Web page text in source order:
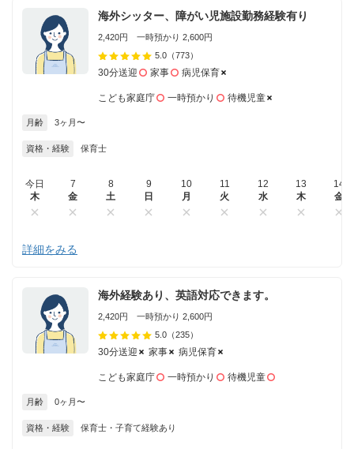
海外シッター、障がい児施設勤務経験有り
2,420円 一時預かり 2,600円
5.0 （773）
30分送迎 家事 病児保育
こども家庭庁 一時預かり 待機児童
月齢 3ヶ月〜
資格・経験 保育士
今日
木
7
金
8
土
9
日
10
月
11
火
12
水
13
木
14
金
詳細をみる
海外経験あり、英語対応できます。
2,420円 一時預かり 2,600円
5.0 （235）
30分送迎 家事 病児保育
こども家庭庁 一時預かり 待機児童
月齢 0ヶ月〜
資格・経験 保育士・子育て経験あり